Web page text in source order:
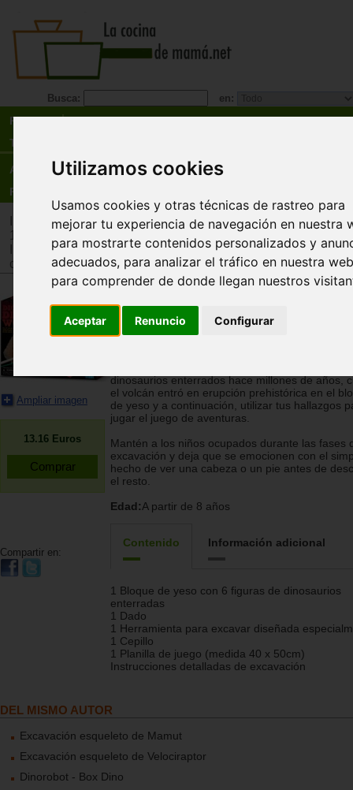
Utilizamos cookies
Usamos cookies y otras técnicas de rastreo para
mejorar tu experiencia de navegación en nuestra
para mostrarte contenidos personalizados y
adecuados, para analizar el tráfico en nuestra
para comprender de donde llegan nuestros
Aceptar Renuncio Configurar
Busca: en:
Recetas
Tienda
Actualidad
Registro
>Tienda>Juguetes infantiles>Juguetes por edad>
12 años
>Tienda>Juguetes infantiles>Juguetes por tipo >
científicos
Ampliar imagen
13.16 Euros
Compartir en:
Excavación Mundo Dinosaurio
and Play)
dinosaurios enterrados hace millones de años,
el volcán entró en erupción prehistórica en el
de yeso y a continuación, utilizar tus hallazgos
jugar el juego de aventuras.
Mantén a los niños ocupados durante las fases
excavación y deja que se emocionen con el
hecho de ver una cabeza o un pie antes de
el resto.
Edad:A partir de 8 años
Contenido Información adicional
1 Bloque de yeso con 6 figuras de dinosaurios
enterradas
1 Dado
1 Herramienta para excavar diseñada
1 Cepillo
1 Planilla de juego (medida 40 x 50cm)
Instrucciones detalladas de excavación
DEL MISMO AUTOR
Excavación esqueleto de Mamut
Excavación esqueleto de Velociraptor
Dinorobot - Box Dino